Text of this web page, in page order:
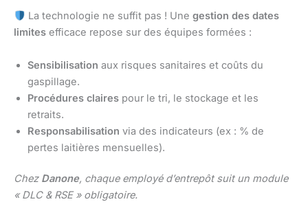
La technologie ne suffit pas ! Une gestion des dates
limites efficace repose sur des équipes formées :
Sensibilisation aux risques sanitaires et coûts du
gaspillage.
Procédures claires pour le tri, le stockage et les
retraits.
Responsabilisation via des indicateurs (ex : % de
pertes laitières mensuelles).
Chez Danone, chaque employé d’entrepôt suit un module
« DLC & RSE » obligatoire.